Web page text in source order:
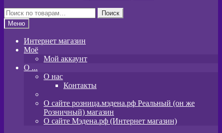
Искать:
Поиск
Меню
Интернет магазин
Моё
Мой аккаунт
O ...
О нас
Контакты
О сайте розница.мэдена.рф Реальный (он же
Розничный) магазин
О сайте Мэдена.рф (Интернет магазин)